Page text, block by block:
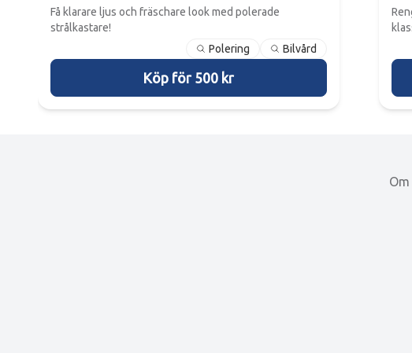
Få klarare ljus och fräschare look med polerade
strålkastare!
Polering
Bilvård
Köp för 500 kr